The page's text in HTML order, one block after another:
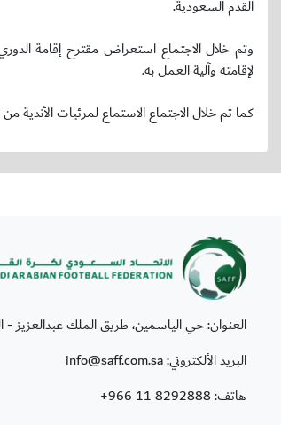
القدم السعودية.
وتم خلال الاجتماع استعراض مقترح إقامة
لإقامته وآلية العمل به.
كما تم خلال الاجتماع الاستماع لمرئيات الأندية
العنوان: حي الياسمين، طريق الملك عبدالعزيز -
البريد الألكتروني: info@saff.com.sa
هاتف:+966 11 8292888